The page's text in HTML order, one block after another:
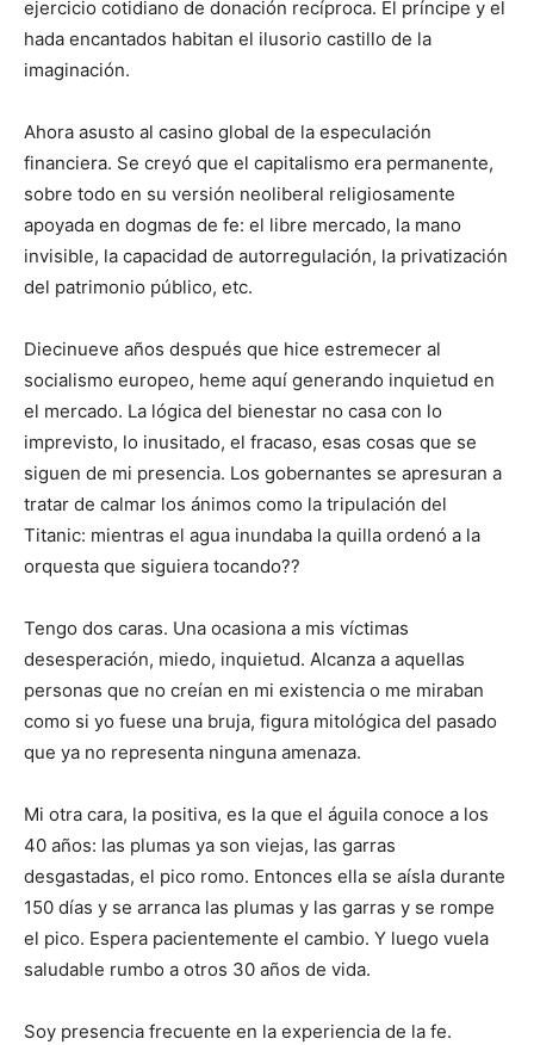
ejercicio cotidiano de donación recíproca. El príncipe y el
hada encantados habitan el ilusorio castillo de la
imaginación.
Ahora asusto al casino global de la especulación
financiera. Se creyó que el capitalismo era permanente,
sobre todo en su versión neoliberal religiosamente
apoyada en dogmas de fe: el libre mercado, la mano
invisible, la capacidad de autorregulación, la privatización
del patrimonio público, etc.
Diecinueve años después que hice estremecer al
socialismo europeo, heme aquí generando inquietud en
el mercado. La lógica del bienestar no casa con lo
imprevisto, lo inusitado, el fracaso, esas cosas que se
siguen de mi presencia. Los gobernantes se apresuran a
tratar de calmar los ánimos como la tripulación del
Titanic: mientras el agua inundaba la quilla ordenó a la
orquesta que siguiera tocando??
Tengo dos caras. Una ocasiona a mis víctimas
desesperación, miedo, inquietud. Alcanza a aquellas
personas que no creían en mi existencia o me miraban
como si yo fuese una bruja, figura mitológica del pasado
que ya no representa ninguna amenaza.
Mi otra cara, la positiva, es la que el águila conoce a los
40 años: las plumas ya son viejas, las garras
desgastadas, el pico romo. Entonces ella se aísla durante
150 días y se arranca las plumas y las garras y se rompe
el pico. Espera pacientemente el cambio. Y luego vuela
saludable rumbo a otros 30 años de vida.
Soy presencia frecuente en la experiencia de la fe.